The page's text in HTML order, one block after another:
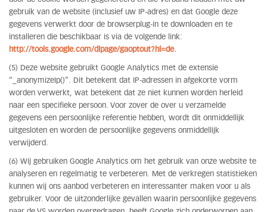
gebruik van de website (inclusief uw IP-adres) en dat Google deze
gegevens verwerkt door de browserplug-in te downloaden en te
installeren die beschikbaar is via de volgende link:
http://tools.google.com/dlpage/gaoptout?hl=de.
(5) Deze website gebruikt Google Analytics met de extensie
“_anonymizeIp()”. Dit betekent dat IP-adressen in afgekorte vorm
worden verwerkt, wat betekent dat ze niet kunnen worden herleid
naar een specifieke persoon. Voor zover de over u verzamelde
gegevens een persoonlijke referentie hebben, wordt dit onmiddellijk
uitgesloten en worden de persoonlijke gegevens onmiddellijk
verwijderd.
(6) Wij gebruiken Google Analytics om het gebruik van onze website te
analyseren en regelmatig te verbeteren. Met de verkregen statistieken
kunnen wij ons aanbod verbeteren en interessanter maken voor u als
gebruiker. Voor de uitzonderlijke gevallen waarin persoonlijke gegevens